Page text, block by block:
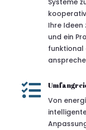
Systeme
Ihre Ideen
und ein
funktional

Von